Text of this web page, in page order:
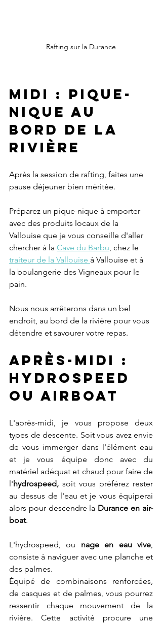
Rafting sur la Durance
Midi : Pique-
nique au
bord de la
rivière
Après la session de rafting, faites une
pause déjeuner bien méritée.
Préparez un pique-nique à emporter
avec des produits locaux de la
Vallouise que je vous conseille d'aller
chercher à la Cave du Barbu, chez le
traiteur de la Vallouise à Vallouise et à
la boulangerie des Vigneaux pour le
pain.
Nous nous arrêterons dans un bel
endroit, au bord de la rivière pour vous
détendre et savourer votre repas.
Après-midi :
Hydrospeed
OU AIRBOAT
L'après-midi, je vous propose deux
types de descente. Soit vous avez envie
de vous immerger dans l'élément eau
et je vous équipe donc avec du
matériel adéquat et chaud pour faire de
l'hydrospeed, soit vous préférez rester
au dessus de l'eau et je vous équiperai
alors pour descendre la Durance en air-
boat.
L'hydrospeed, ou nage en eau vive,
consiste à naviguer avec une planche et
des palmes.
Équipé de combinaisons renforcées,
de casques et de palmes, vous pourrez
ressentir chaque mouvement de la
rivière. Cette activité procure une